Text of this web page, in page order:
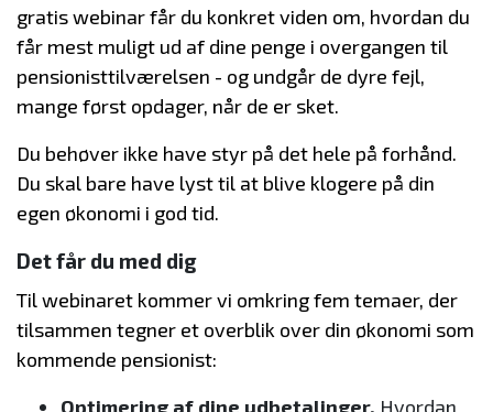
gratis webinar får du konkret viden om, hvordan du
får mest muligt ud af dine penge i overgangen til
pensionisttilværelsen - og undgår de dyre fejl,
mange først opdager, når de er sket.
Du behøver ikke have styr på det hele på forhånd.
Du skal bare have lyst til at blive klogere på din
egen økonomi i god tid.
Det får du med dig
Til webinaret kommer vi omkring fem temaer, der
tilsammen tegner et overblik over din økonomi som
kommende pensionist:
Optimering af dine udbetalinger. Hvordan